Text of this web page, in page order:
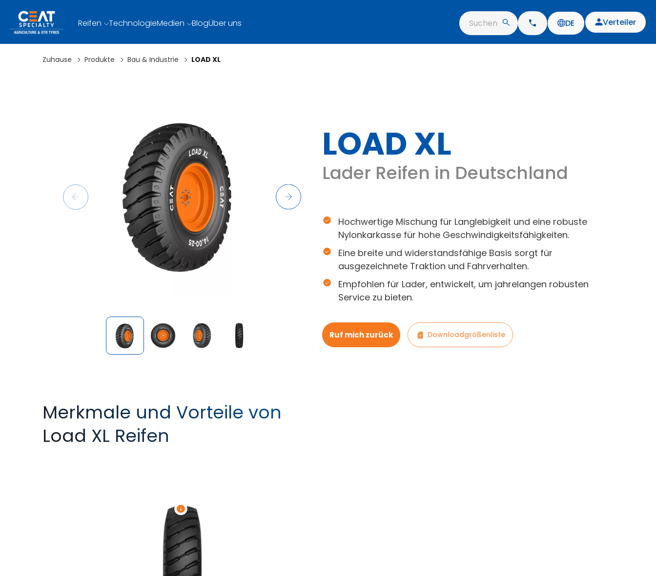
Reifen TechnologieMedien BlogÜber uns Suchen DE Verteiler
Zuhause Produkte Bau & Industrie LOAD XL
Merkmale und Vorteile von
Load XL Reifen
LOAD XL
Lader Reifen in Deutschland
Hochwertige Mischung für Langlebigkeit und eine robuste
Nylonkarkasse für hohe Geschwindigkeitsfähigkeiten.
Eine breite und widerstandsfähige Basis sorgt für
ausgezeichnete Traktion und Fahrverhalten.
Empfohlen für Lader, entwickelt, um jahrelangen robusten
Service zu bieten.
Ruf mich zurück Downloadgrößenliste